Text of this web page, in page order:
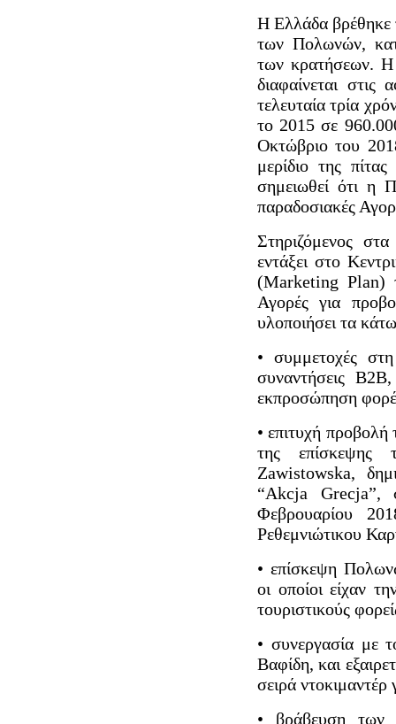
Η Ελλάδα βρέθηκε
των Πολωνών,
των κρατήσεων. Η
διαφαίνεται
τελευταία τρία
το 2015 σε
Οκτώβριο του
μερίδιο της
σημειωθεί ότι η
παραδοσιακές
Στηριζόμενος
εντάξει στο
(Marketing Plan)
Αγορές για
υλοποιήσει τα
• συμμετοχές
συναντήσεις
εκπροσώπηση
• επιτυχή
της επίσκεψης
Zawistowska,
“Akcja Grecja”,
Φεβρουαρίου
Ρεθεμνιώτικου
• επίσκεψη
οι οποίοι είχαν
τουριστικούς
• συνεργασία με
Βαφίδη, και
σειρά ντοκιμαντέρ
• βράβευση των